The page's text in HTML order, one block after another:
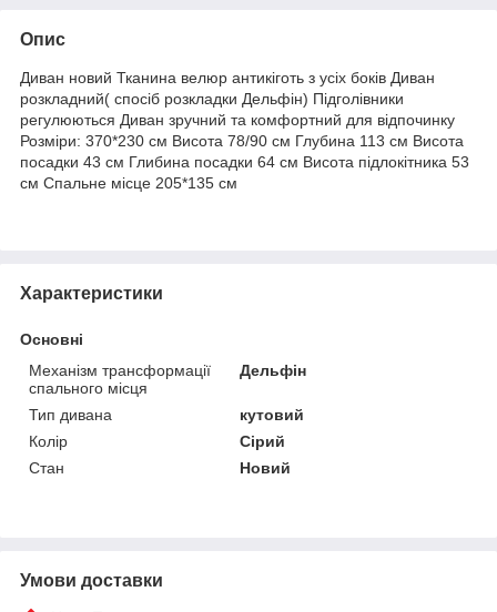
Опис
Диван новий Тканина велюр антикіготь з усіх боків Диван
розкладний( спосіб розкладки Дельфін) Підголівники
регулюються Диван зручний та комфортний для відпочинку
Розміри: 370*230 см Висота 78/90 см Глубина 113 см Висота
посадки 43 см Глибина посадки 64 см Висота підлокітника 53
см Спальне місце 205*135 см
Характеристики
Основні
Механізм трансформації
спального місця
Дельфін
Тип дивана
кутовий
Колір
Сірий
Стан
Новий
Умови доставки